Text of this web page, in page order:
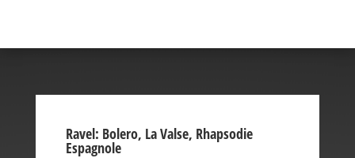
Ravel: Bolero, La Valse, Rhapsodie
Espagnole